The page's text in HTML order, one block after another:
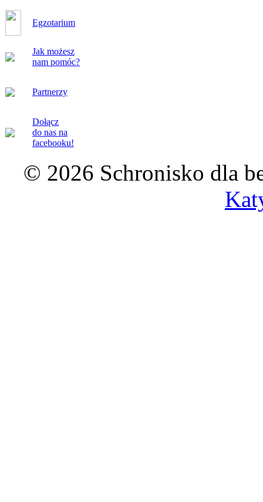
Egzotarium
Jak możesz
nam pomóc?
Partnerzy
Dołącz
do nas na
facebooku!
© 2026 Schronisko dla